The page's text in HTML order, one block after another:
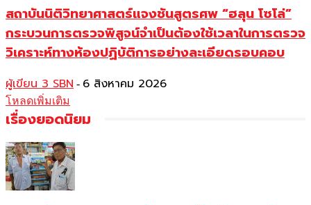
สถาบันนิติวิทยาศาสตร์แจงชันสูตรศพ “ฮลุน โซโล่”
กระบวนการตรวจพิสูจน์จำเป็นต้องใช้เวลาในการตรวจ
วิเคราะห์ทางห้องปฏิบัติการอย่างละเอียดรอบคอบ
ผู้เขียน 3 SBN - 6 สิงหาคม 2026
โหลดเพิ่มเติม
เรื่องยอดนิยม